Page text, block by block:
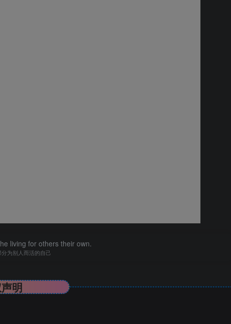
living for others their own.
为别人而活的自己
明